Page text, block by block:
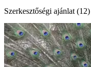
Szerkesztőségi ajánlat (12)